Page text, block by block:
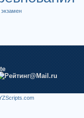
экзамен